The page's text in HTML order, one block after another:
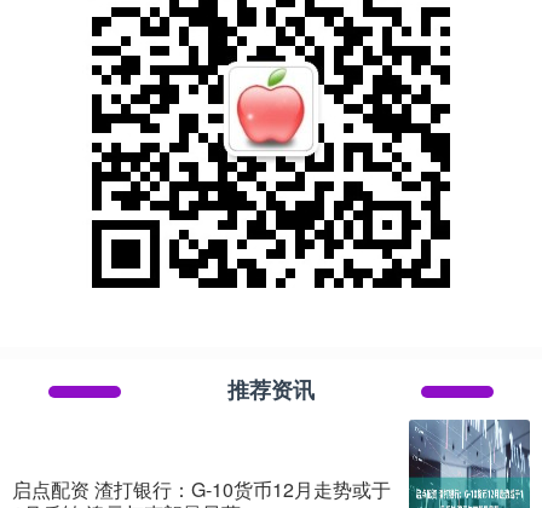
推荐资讯
启点配资 渣打银行：G-10货币12月走势或于